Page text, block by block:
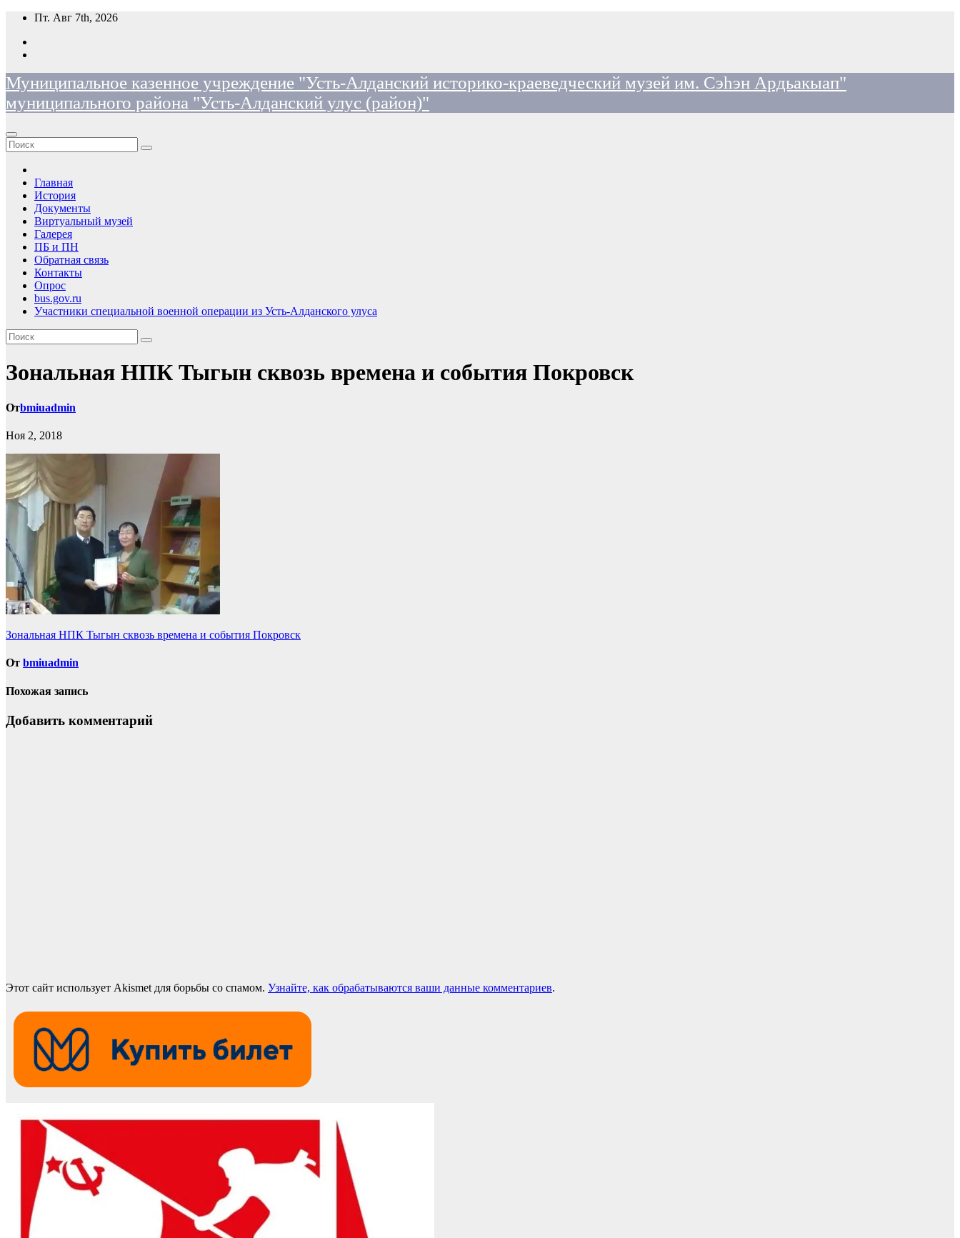
Перейти
содержимому
Пт. Авг 7th, 2026
Муниципальное казенное учреждение "Усть-Алданский историко-краеведческий музей им. Сэһэн Ардьакыап"
муниципального района "Усть-Алданский улус (район)"
Главная
История
Документы
Виртуальный музей
Галерея
ПБ и ПН
Обратная связь
Контакты
Опрос
bus.gov.ru
Участники специальной военной операции из Усть-Алданского улуса
Зональная НПК Тыгын сквозь времена и события Покровск
Отbmiuadmin
Ноя 2, 2018
Навигация
по
Зональная НПК Тыгын сквозь времена и события Покровск
От bmiuadmin
Похожая запись
Добавить комментарий
Этот сайт использует Akismet для борьбы со спамом. Узнайте, как обрабатываются ваши данные комментариев.